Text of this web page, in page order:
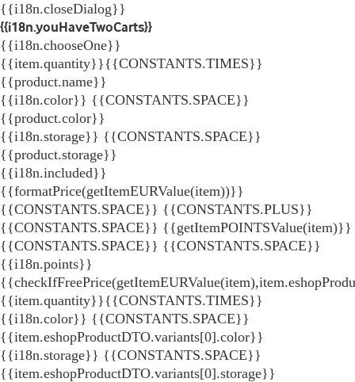
{{i18n.closeDialog}}
{{i18n.youHaveTwoCarts}}
{{i18n.chooseOne}}
{{item.quantity}}{{CONSTANTS.TIMES}}
{{product.name}}
{{i18n.color}} {{CONSTANTS.SPACE}}
{{product.color}}
{{i18n.storage}} {{CONSTANTS.SPACE}}
{{product.storage}}
{{i18n.included}}
{{formatPrice(getItemEURValue(item))}}
{{CONSTANTS.SPACE}} {{CONSTANTS.PLUS}}
{{CONSTANTS.SPACE}} {{getItemPOINTSValue(item)}}
{{CONSTANTS.SPACE}} {{CONSTANTS.SPACE}}
{{i18n.points}}
{{item.quantity}}{{CONSTANTS.TIMES}}
{{i18n.color}} {{CONSTANTS.SPACE}}
{{item.eshopProductDTO.variants[0].color}}
{{i18n.storage}} {{CONSTANTS.SPACE}}
{{item.eshopProductDTO.variants[0].storage}}